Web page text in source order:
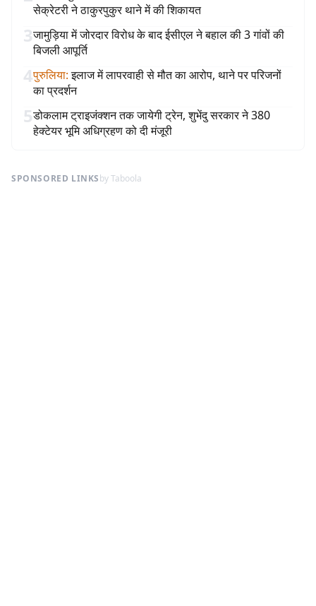
सेक्रेटरी ने ठाकुरपुकुर थाने में की शिकायत
3जामुड़िया में जोरदार विरोध के बाद ईसीएल ने बहाल की 3 गांवों की
बिजली आपूर्ति
4पुरुलिया: इलाज में लापरवाही से मौत का आरोप, थाने पर परिजनों
का प्रदर्शन
5डोकलाम ट्राइजंक्शन तक जायेगी ट्रेन, शुभेंदु सरकार ने 380
हेक्टेयर भूमि अधिग्रहण को दी मंजूरी
SPONSORED LINKSby Taboola